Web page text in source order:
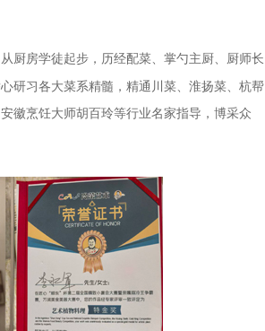
厨房学徒起步，历经配菜、掌勺主厨、厨师长
研习各大菜系精髓，精通川菜、淮扬菜、杭帮
徽烹饪大师胡百玲等行业名家指导 ，博采众